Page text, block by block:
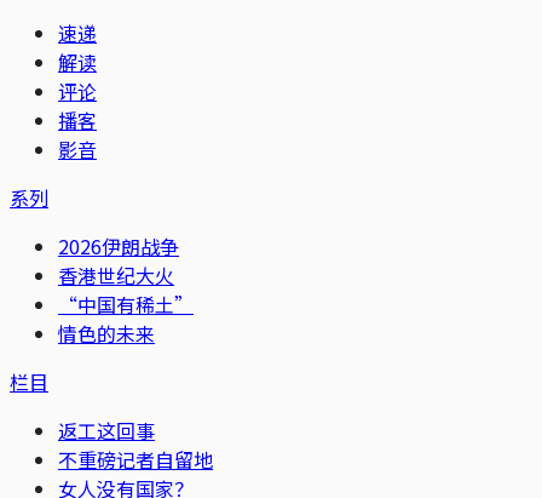
速递
解读
评论
播客
影音
系列
2026伊朗战争
香港世纪大火
“中国有稀土”
情色的未来
栏目
返工这回事
不重磅记者自留地
女人没有国家？